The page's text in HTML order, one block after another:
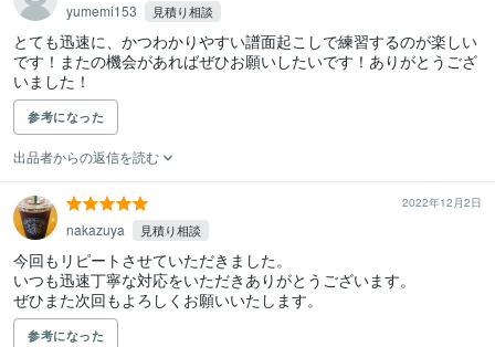
yumemi153 見積り相談
とても迅速に、かつわかりやすい譜面起こしで練習するのが楽しい
です！またの機会があればぜひお願いしたいです！ありがとうござ
いました！
参考になった
出品者からの返信を読む
2022年12月2日
nakazuya 見積り相談
今回もリピートさせていただきました。
いつも迅速丁寧な対応をいただきありがとうございます。
ぜひまた次回もよろしくお願いいたします。
参考になった